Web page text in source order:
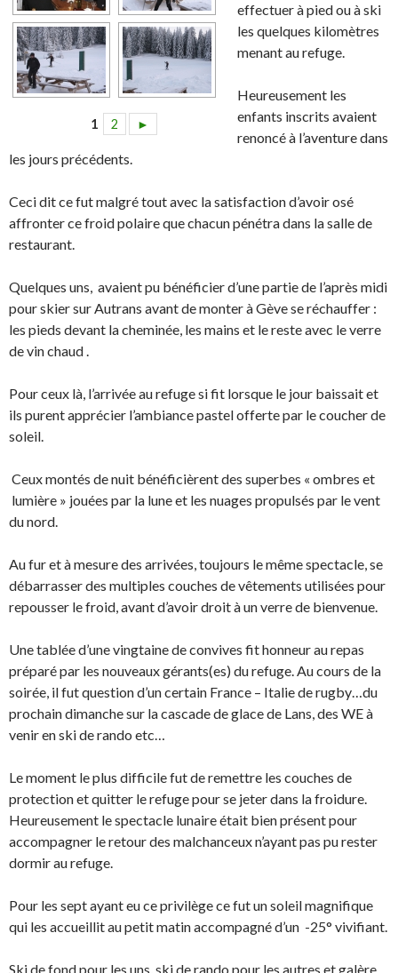
1 2 ►
effectuer à pied ou à ski
les quelques kilomètres
menant au refuge.
Heureusement les
enfants inscrits avaient
renoncé à l’aventure dans
les jours précédents.
Ceci dit ce fut malgré tout avec la satisfaction d’avoir osé
affronter ce froid polaire que chacun pénétra dans la salle de
restaurant.
Quelques uns, avaient pu bénéficier d’une partie de l’après midi
pour skier sur Autrans avant de monter à Gève se réchauffer :
les pieds devant la cheminée, les mains et le reste avec le verre
de vin chaud .
Pour ceux là, l’arrivée au refuge si fit lorsque le jour baissait et
ils purent apprécier l’ambiance pastel offerte par le coucher de
soleil.
Ceux montés de nuit bénéficièrent des superbes « ombres et
lumière » jouées par la lune et les nuages propulsés par le vent
du nord.
Au fur et à mesure des arrivées, toujours le même spectacle, se
débarrasser des multiples couches de vêtements utilisées pour
repousser le froid, avant d’avoir droit à un verre de bienvenue.
Une tablée d’une vingtaine de convives fit honneur au repas
préparé par les nouveaux gérants(es) du refuge. Au cours de la
soirée, il fut question d’un certain France – Italie de rugby…du
prochain dimanche sur la cascade de glace de Lans, des WE à
venir en ski de rando etc…
Le moment le plus difficile fut de remettre les couches de
protection et quitter le refuge pour se jeter dans la froidure.
Heureusement le spectacle lunaire était bien présent pour
accompagner le retour des malchanceux n’ayant pas pu rester
dormir au refuge.
Pour les sept ayant eu ce privilège ce fut un soleil magnifique
qui les accueillit au petit matin accompagné d’un -25° vivifiant.
Ski de fond pour les uns, ski de rando pour les autres et galère